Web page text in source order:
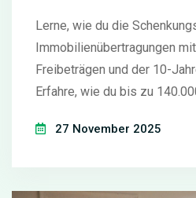
Lerne, wie du die
Immobilienübertragungen
Freibeträgen und der 10-
Erfahre, wie du bis zu
vermeiden musst.
27 November 2025